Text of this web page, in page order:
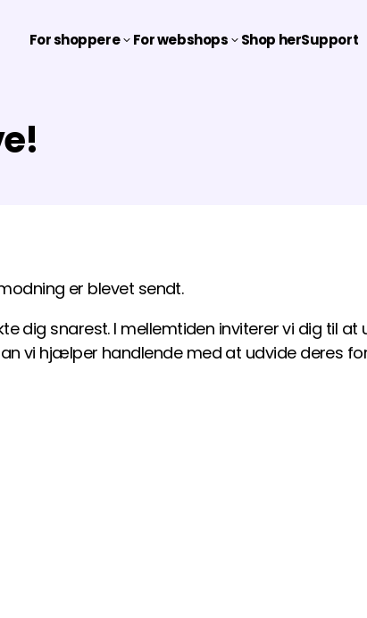
For shoppere3 For webshops 3 Shop herSupport
er blevet sendt.
dig snarest. I mellemtiden inviterer vi dig til
vi hjælper handlende med at udvide deres